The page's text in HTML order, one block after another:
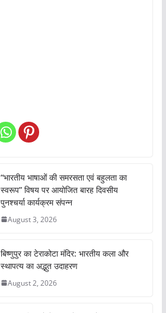
“भारतीय भाषाओं की समरसता एवं बहुलता का
स्वरूप” विषय पर आयोजित बारह दिवसीय
पुनश्चर्या कार्यक्रम संपन्न
August 3, 2026
बिष्णुपुर का टेराकोटा मंदिर: भारतीय कला और
स्थापत्य का अद्भुत उदाहरण
August 2, 2026